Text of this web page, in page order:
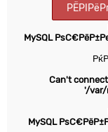
MySQL
Can't
'/var/
MySQL